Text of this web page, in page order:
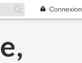
Connexion